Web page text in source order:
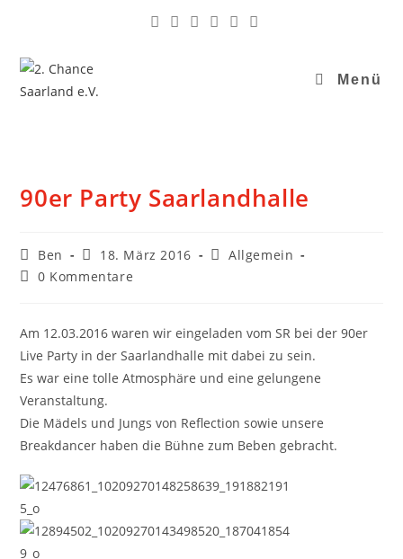
Menü
90er Party Saarlandhalle
Ben 18. März 2016
Allgemein
0 Kommentare
Am 12.03.2016 waren wir eingeladen vom SR bei der 90er
Live Party in der Saarlandhalle mit dabei zu sein.
Es war eine tolle Atmosphäre und eine gelungene
Veranstaltung.
Die Mädels und Jungs von Reflection sowie unsere
Breakdancer haben die Bühne zum Beben gebracht.